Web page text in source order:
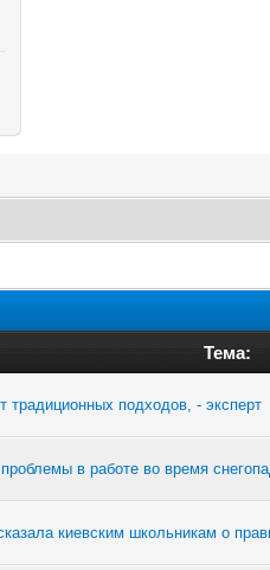
Тема:
традиционных подходов, - эксперт
в работе во время
киевским школьникам о